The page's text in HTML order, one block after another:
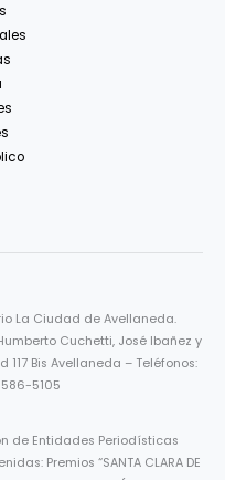
La Ciudad de Avellaneda.
Cuchetti, José Ibañez y
Bis Avellaneda – Teléfonos:
5105
de Entidades Periodísticas
Premios “SANTA CLARA DE